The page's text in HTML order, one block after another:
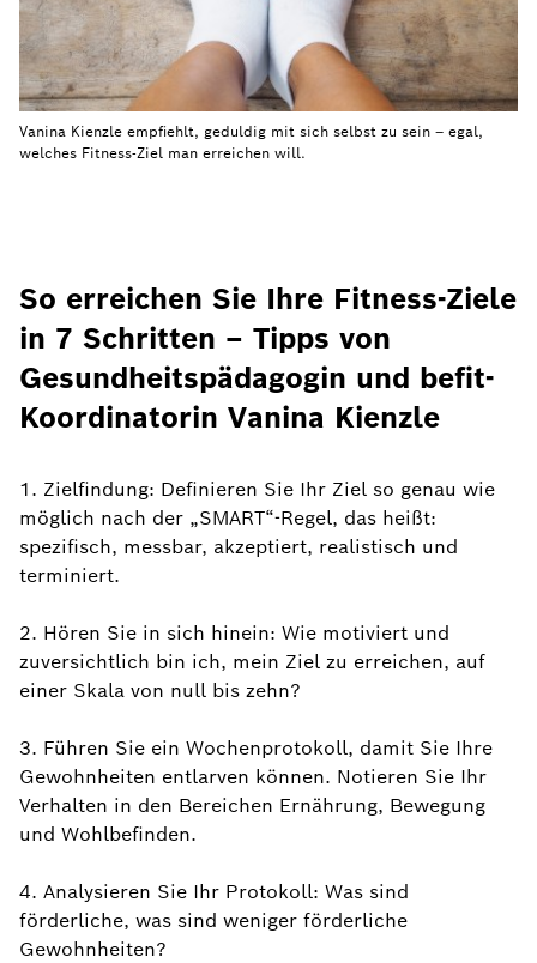
Vanina Kienzle empfiehlt, geduldig mit sich selbst zu sein – egal,
welches Fitness-Ziel man erreichen will.
So erreichen Sie Ihre Fitness-Ziele
in 7 Schritten – Tipps von
Gesundheitspädagogin und befit-
Koordinatorin Vanina Kienzle
1. Zielfindung: Definieren Sie Ihr Ziel so genau wie
möglich nach der „SMART“-Regel, das heißt:
spezifisch, messbar, akzeptiert, realistisch und
terminiert.
2. Hören Sie in sich hinein: Wie motiviert und
zuversichtlich bin ich, mein Ziel zu erreichen, auf
einer Skala von null bis zehn?
3. Führen Sie ein Wochenprotokoll, damit Sie Ihre
Gewohnheiten entlarven können. Notieren Sie Ihr
Verhalten in den Bereichen Ernährung, Bewegung
und Wohlbefinden.
4. Analysieren Sie Ihr Protokoll: Was sind
förderliche, was sind weniger förderliche
Gewohnheiten?